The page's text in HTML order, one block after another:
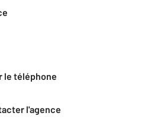
le téléphone
l'agence